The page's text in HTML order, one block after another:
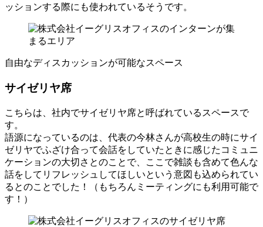
ッションする際にも使われているそうです。
自由なディスカッションが可能なスペース
サイゼリヤ席
こちらは、社内でサイゼリヤ席と呼ばれているスペースで
す。
語源になっているのは、代表の今林さんが高校生の時にサイ
ゼリヤでふざけ合って会話をしていたときに感じたコミュニ
ケーションの大切さとのことで、ここで雑談も含めて色んな
話をしてリフレッシュしてほしいという意図も込められてい
るとのことでした！（もちろんミーティングにも利用可能で
す！）